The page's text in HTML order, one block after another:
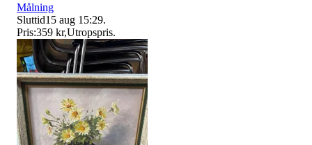
Målning
Sluttid15 aug 15:29.
Pris:359 kr,Utropspris.